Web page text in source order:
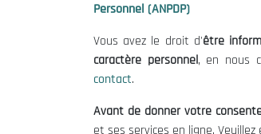
Personnel (ANPDP)
Vous avez le droit d'être
caractère personnel, en nous
contact.
Avant de donner votre
et ses services en ligne.